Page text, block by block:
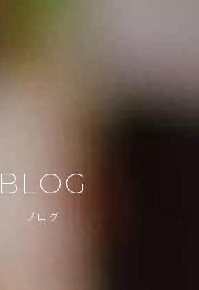
BLOG
ブログ